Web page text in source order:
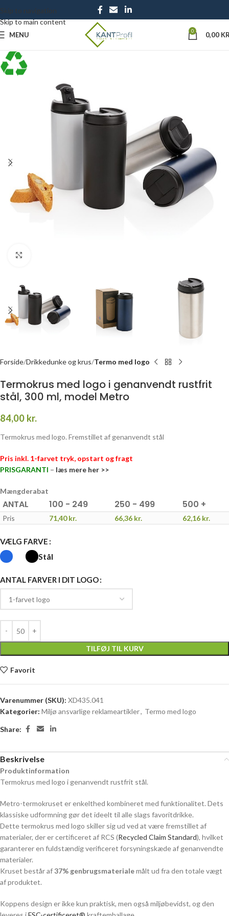
Skip to navigation
Skip to main content
MENU 0 0,00
Forside Drikkedunke og krus Termo med logo
Termokrus med logo i genanvendt rustfrit
stål, 300 ml, model Metro
84,00 kr.
Termokrus med logo. Fremstillet af genanvendt stål
Pris inkl. 1-farvet tryk, opstart og fragt
PRISGARANTI – læs mere her >>
Mængderabat
ANTAL 100 - 249 250 - 499 500 +
Pris 71,40kr. 66,36 kr. 62,16 kr.
VÆLG FARVE
Stål
ANTAL FARVER I DIT LOGO
TILFØJ TIL KURV
Favorit
Varenummer (SKU): XD435.041
Kategorier: Miljø ansvarlige reklameartikler, Termo med logo
Share:
Beskrivelse
Produktinformation
Termokrus med logo i genanvendt rustfrit stål.
Metro-termokruset er enkelthed kombineret med funktionalitet. Dets
klassiske udformning gør det ideelt til alle slags favoritdrikke.
Dette termokrus med logo skiller sig ud ved at være fremstillet af
materialer, der er certificeret af RCS (Recycled Claim Standard), hvilket
garanterer en fuldstændig verificeret forsyningskæde af genanvendte
materialer.
Kruset består af37% genbrugsmaterialemålt ud fra den totale vægt
af produktet.
Koppens design er ikke kun praktisk, men også miljøbevidst, og den